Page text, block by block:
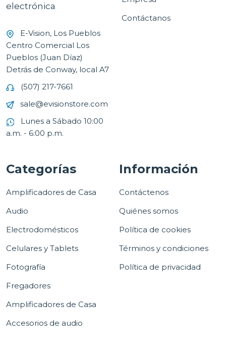
electrónica
E-Vision, Los Pueblos
Centro Comercial Los
Pueblos (Juan Díaz)
Detrás de Conway, local A7
(507) 217-7661
sale@evisionstore.com
Lunes a Sábado 10:00
a.m. - 6:00 p.m.
Contáctanos
Categorías
Amplificadores de Casa
Audio
Electrodomésticos
Celulares y Tablets
Fotografía
Fregadores
Amplificadores de Casa
Accesorios de audio
Información
Contáctenos
Quiénes somos
Política de cookies
Términos y condiciones
Política de privacidad